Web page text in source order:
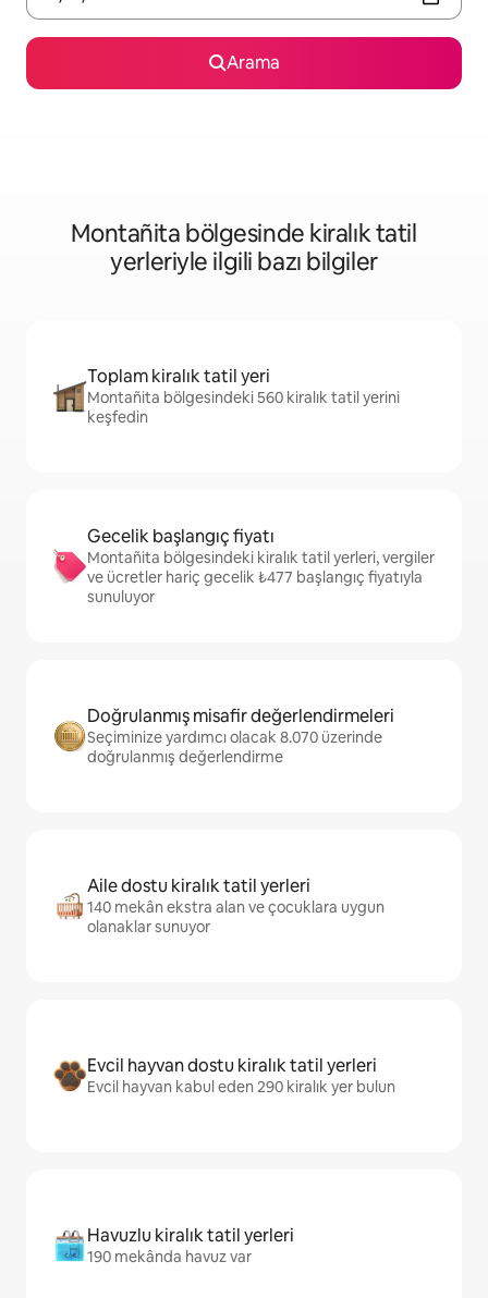
Arama
Montañita bölgesinde kiralık tatil
yerleriyle ilgili bazı bilgiler
Toplam kiralık tatil yeri
Montañita bölgesindeki 560 kiralık tatil yerini
keşfedin
Gecelik başlangıç fiyatı
Montañita bölgesindeki kiralık tatil yerleri, vergiler
ve ücretler hariç gecelik ₺477 başlangıç fiyatıyla
sunuluyor
Doğrulanmış misafir değerlendirmeleri
Seçiminize yardımcı olacak 8.070 üzerinde
doğrulanmış değerlendirme
Aile dostu kiralık tatil yerleri
140 mekân ekstra alan ve çocuklara uygun
olanaklar sunuyor
Evcil hayvan dostu kiralık tatil yerleri
Evcil hayvan kabul eden 290 kiralık yer bulun
Havuzlu kiralık tatil yerleri
190 mekânda havuz var